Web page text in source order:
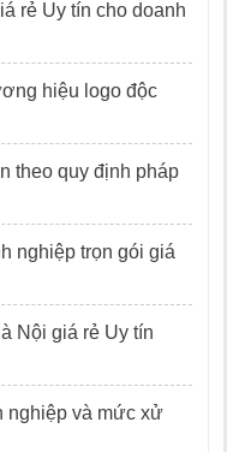
rẻ Uy tín cho doanh
hiệu logo độc
theo quy định pháp
nghiệp trọn gói giá
Nội giá rẻ Uy tín
nghiệp và mức xử